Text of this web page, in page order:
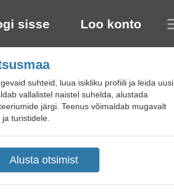
sisse Loo konto
suhteid, luua isikliku profiili ja leida uusi
vallalistel naistel suhelda, alustada
järgi. Teenus võimaldab mugavalt
turistidele.